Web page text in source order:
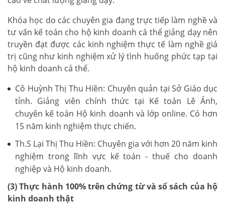
Khóa học do các chuyên gia đang trực tiếp làm nghề và
tư vấn kế toán cho hộ kinh doanh cá thể giảng dạy nên
truyền đạt được các kinh nghiệm thực tế làm nghề giá
trị cũng như kinh nghiệm xử lý tình huống phức tạp tại
hộ kinh doanh cá thể.
Cô Huỳnh Thị Thu Hiền: Chuyên quản tại Sở Giáo dục
tỉnh. Giảng viên chính thức tại Kế toán Lê Ánh,
chuyên kế toán Hộ kinh doanh và lớp online. Có hơn
15 năm kinh nghiệm thực chiến.
Th.S Lại Thị Thu Hiền: Chuyên gia với hơn 20 năm kinh
nghiệm trong lĩnh vực kế toán - thuế cho doanh
nghiệp và Hộ kinh doanh.
(3) Thực hành 100% trên chứng từ và sổ sách của hộ
kinh doanh thật